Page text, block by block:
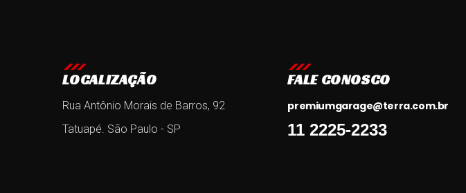
LOCALIZAÇÃO
Rua Antônio Morais de Barros, 92
Tatuapé. São Paulo - SP
FALE CONOSCO
premiumgarage@terra.com.br
11 2225-2233